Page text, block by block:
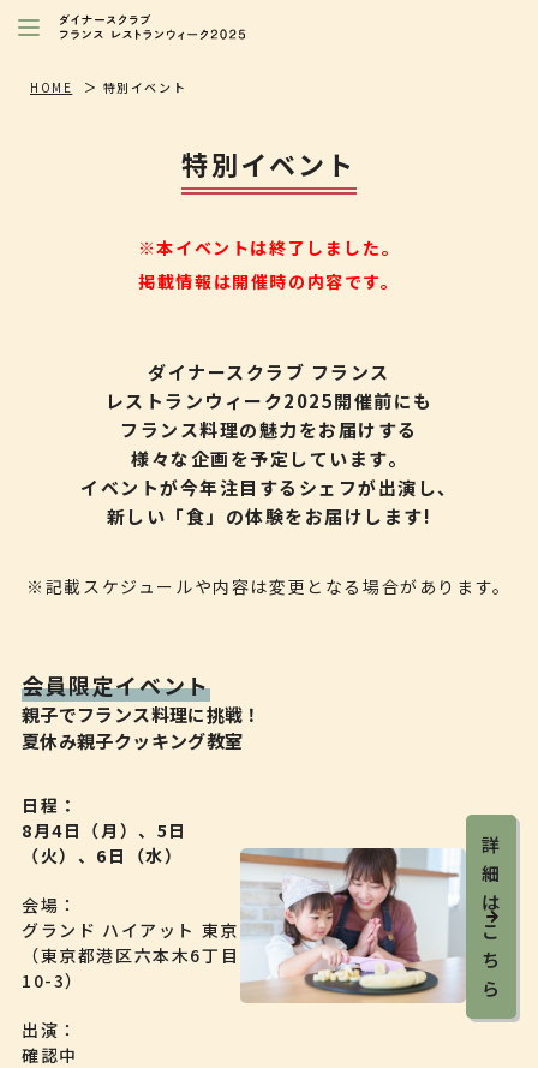
レストランを探す
特別イベント/キャンペーン
HOME 特別イベント
特別イベント
※本イベントは終了しました。
掲載情報は開催時の内容です。
ダイナースクラブ フランス
レストランウィーク2025開催前にも
フランス料理の魅力をお届けする
様々な企画を予定しています。
イベントが今年注目するシェフが出演し、
新しい「食」の体験をお届けします!
※記載スケジュールや内容は変更となる場合があります。
会員限定イベント
親子でフランス料理に挑戦！
夏休み親子クッキング教室
日程
8月4日（月）、5日
（火）、6日（水）
会場
グランド ハイアット 東京
（東京都港区六本木6丁目
10-3）
出演
確認中
詳
細
は
こ
ち
ら